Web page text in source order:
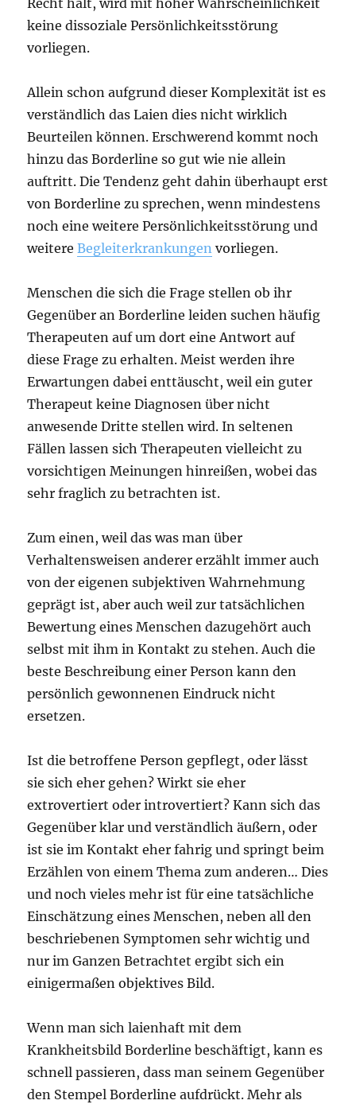
Recht hält, wird mit hoher Wahrscheinlichkeit
keine dissoziale Persönlichkeitsstörung
vorliegen.
Allein schon aufgrund dieser Komplexität ist es
verständlich das Laien dies nicht wirklich
Beurteilen können. Erschwerend kommt noch
hinzu das Borderline so gut wie nie allein
auftritt. Die Tendenz geht dahin überhaupt erst
von Borderline zu sprechen, wenn mindestens
noch eine weitere Persönlichkeitsstörung und
weitereBegleiterkrankungen vorliegen.
Menschen die sich die Frage stellen ob ihr
Gegenüber an Borderline leiden suchen häufig
Therapeuten auf um dort eine Antwort auf
diese Frage zu erhalten. Meist werden ihre
Erwartungen dabei enttäuscht, weil ein guter
Therapeut keine Diagnosen über nicht
anwesende Dritte stellen wird. In seltenen
Fällen lassen sich Therapeuten vielleicht zu
vorsichtigen Meinungen hinreißen, wobei das
sehr fraglich zu betrachten ist.
Zum einen, weil das was man über
Verhaltensweisen anderer erzählt immer auch
von der eigenen subjektiven Wahrnehmung
geprägt ist, aber auch weil zur tatsächlichen
Bewertung eines Menschen dazugehört auch
selbst mit ihm in Kontakt zu stehen. Auch die
beste Beschreibung einer Person kann den
persönlich gewonnenen Eindruck nicht
ersetzen.
Ist die betroffene Person gepflegt, oder lässt
sie sich eher gehen? Wirkt sie eher
extrovertiert oder introvertiert? Kann sich das
Gegenüber klar und verständlich äußern, oder
ist sie im Kontakt eher fahrig und springt beim
Erzählen von einem Thema zum anderen… Dies
und noch vieles mehr ist für eine tatsächliche
Einschätzung eines Menschen, neben all den
beschriebenen Symptomen sehr wichtig und
nur im Ganzen Betrachtet ergibt sich ein
einigermaßen objektives Bild.
Wenn man sich laienhaft mit dem
Krankheitsbild Borderline beschäftigt, kann es
schnell passieren, dass man seinem Gegenüber
den Stempel Borderline aufdrückt. Mehr als